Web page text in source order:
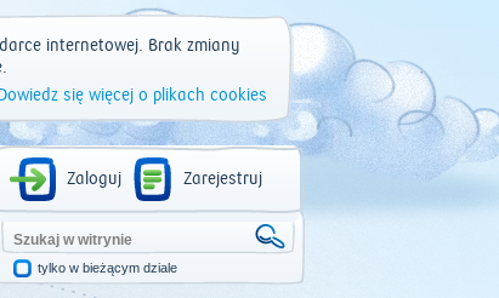
internetowej. Brak zmiany
się więcej o plikach cookies
Zaloguj Zarejestruj
tylko w bieżącym dziale